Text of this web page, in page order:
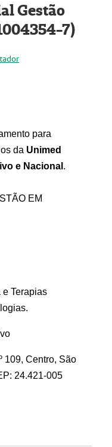
Gestão
7)
para
da Unimed
e Nacional .
EM
e Terapias
109, Centro, São
24.421-005